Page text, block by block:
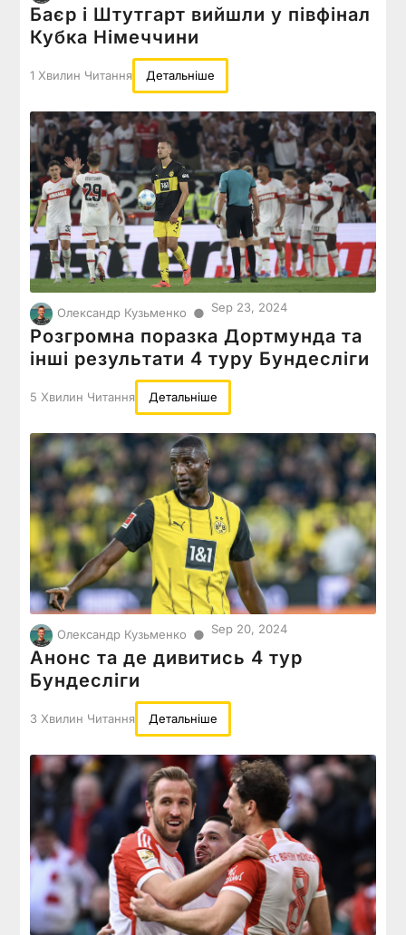
Баєр і Штутгарт вийшли у півфінал
Кубка Німеччини
1 Хвилин Читання Детальніше
Олександр Кузьменко ● Sep 23, 2024
Розгромна поразка Дортмунда та
інші результати 4 туру Бундесліги
5 Хвилин Читання Детальніше
Олександр Кузьменко ● Sep 20, 2024
Анонс та де дивитись 4 тур
Бундесліги
3 Хвилин Читання Детальніше